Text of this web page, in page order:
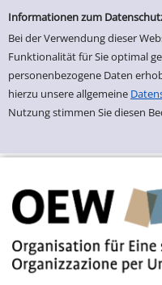
Einfache Suche
Informationen zum
Bei der Verwendung dieser
Funktionalität für Sie optimal
personenbezogene Daten
hierzu unsere allgemeine
Nutzung stimmen Sie diesen
Zur Detailanzeige springen